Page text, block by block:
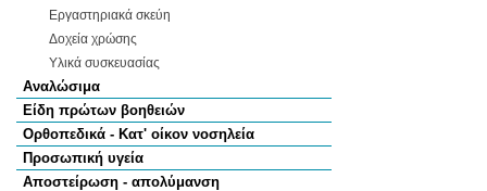
Εργαστηριακά σκεύη
Δοχεία χρώσης
Υλικά συσκευασίας
Αναλώσιμα
Είδη πρώτων βοηθειών
Ορθοπεδικά - Κατ' οίκον νοσηλεία
Προσωπική υγεία
Αποστείρωση - απολύμανση